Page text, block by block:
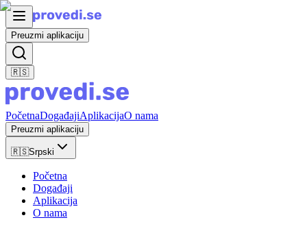
Preuzmi aplikaciju
🇷🇸
PočetnaDogađajiAplikacijaO nama
Preuzmi aplikaciju
🇷🇸Srpski
Početna
Događaji
Aplikacija
O nama